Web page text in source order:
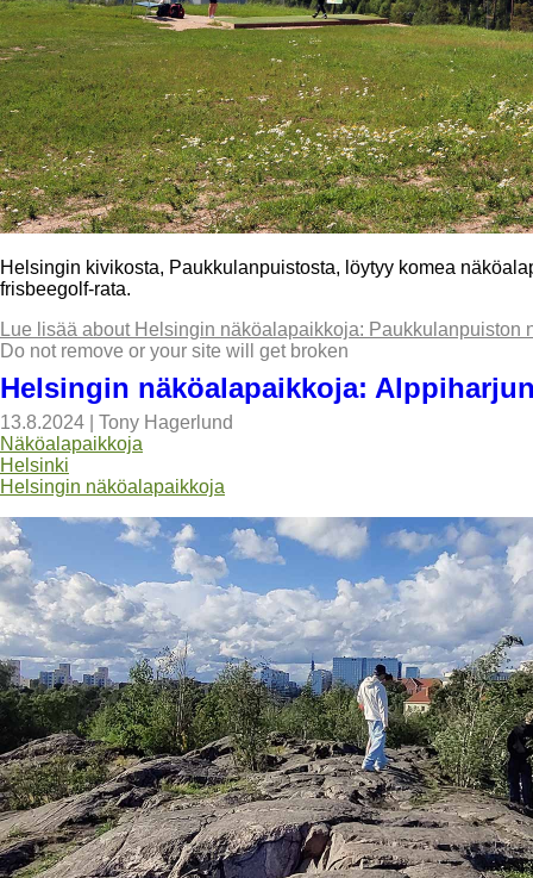
Helsingin kivikosta, Paukkulanpuistosta, löytyy komea
frisbeegolf-rata.
Lue lisää about Helsingin näköalapaikkoja: Paukkulanpuiston
Do not remove or your site will get broken
Helsingin näköalapaikkoja:
13.8.2024
Tony Hagerlund
Näköalapaikkoja
Helsinki
Helsingin näköalapaikkoja